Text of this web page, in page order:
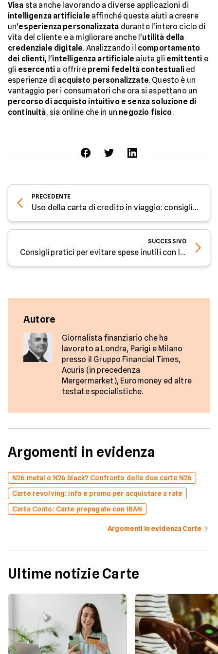
Visa sta anche lavorando a diverse applicazioni di
intelligenza artificiale affinché questa aiuti a creare
un'esperienza personalizzata durante l'intero ciclo di
vita del cliente e a migliorare anche l'utilità della
credenziale digitale. Analizzando il comportamento
dei clienti, l'intelligenza artificiale aiuta gli emittenti e
gli esercenti a offrire premi fedeltà contestualied
esperienze di acquisto personalizzate. Questo è un
vantaggio per i consumatori che ora si aspettano un
percorso di acquisto intuitivo e senza soluzione di
continuità, sia online che in un negozio fisico.
PRECEDENTE
Uso della carta di credito in viaggio: consigli per la sicurezza - Parola all'Esperto di Facile.it
SUCCESSIVO
Consigli pratici per evitare spese inutili con la carta di credito e risparmiare - Parola all'Esperto di Facile.it
Autore
Giornalista finanziario che ha
lavorato a Londra, Parigi e Milano
presso il Gruppo Financial Times,
Acuris (in precedenza
Mergermarket), Euromoney ed altre
testate specialistiche.
Argomenti in evidenza
N26 metal o N26 black? Confronto delle due carte N26
Carte revolving: info e promo per acquistare a rate
Carta Conto: Carte prepagate con IBAN
Argomenti in evidenza Carte
Ultime notizie Carte